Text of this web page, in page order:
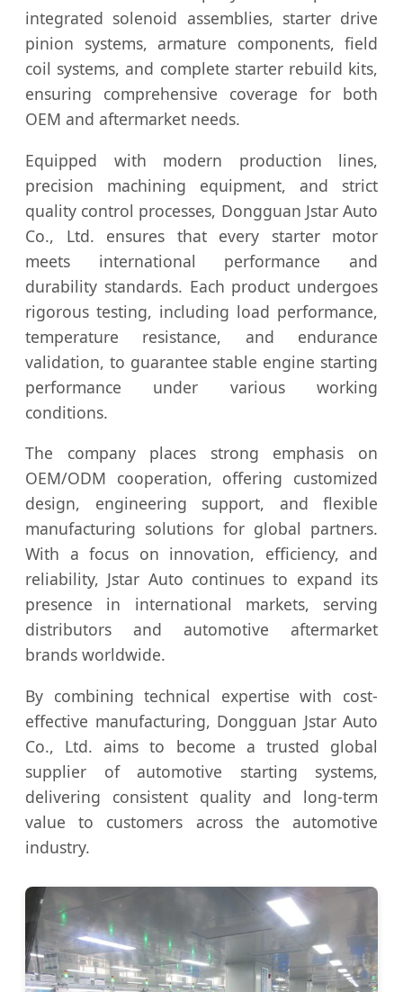
integrated solenoid assemblies, starter drive
pinion systems, armature components, field
coil systems, and complete starter rebuild kits,
ensuring comprehensive coverage for both
OEM and aftermarket needs.
Equipped with modern production lines,
precision machining equipment, and strict
quality control processes, Dongguan Jstar Auto
Co., Ltd. ensures that every starter motor
meets international performance and
durability standards. Each product undergoes
rigorous testing, including load performance,
temperature resistance, and endurance
validation, to guarantee stable engine starting
performance under various working
conditions.
The company places strong emphasis on
OEM/ODM cooperation, offering customized
design, engineering support, and flexible
manufacturing solutions for global partners.
With a focus on innovation, efficiency, and
reliability, Jstar Auto continues to expand its
presence in international markets, serving
distributors and automotive aftermarket
brands worldwide.
By combining technical expertise with cost-
effective manufacturing, Dongguan Jstar Auto
Co., Ltd. aims to become a trusted global
supplier of automotive starting systems,
delivering consistent quality and long-term
value to customers across the automotive
industry.